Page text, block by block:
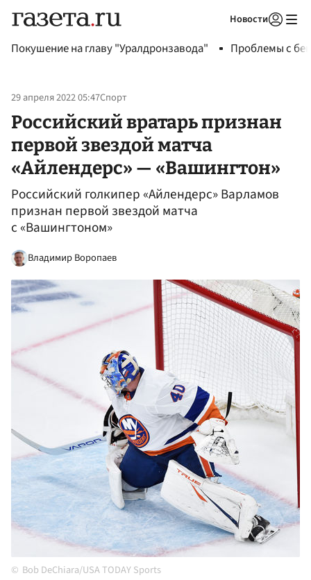
Новости
Покушение на главу "Уралдронзавода" Проблемы с
29 апреля 2022 05:47Спорт
Российский вратарь признан
первой звездой матча
«Айлендерс» — «Вашингтон»
Российский голкипер «Айлендерс» Варламов
признан первой звездой матча
с «Вашингтоном»
Владимир Воропаев
Bob DeChiara/USA TODAY Sports